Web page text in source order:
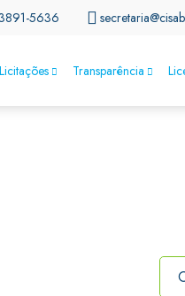
5636
Licitações Transparência